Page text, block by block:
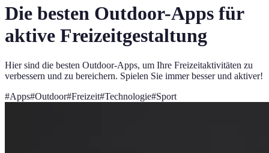
Die besten Outdoor-Apps für
aktive Freizeitgestaltung
Hier sind die besten Outdoor-Apps, um Ihre Freizeitaktivitäten zu
verbessern und zu bereichern. Spielen Sie immer besser und aktiver!
#Apps#Outdoor#Freizeit#Technologie#Sport